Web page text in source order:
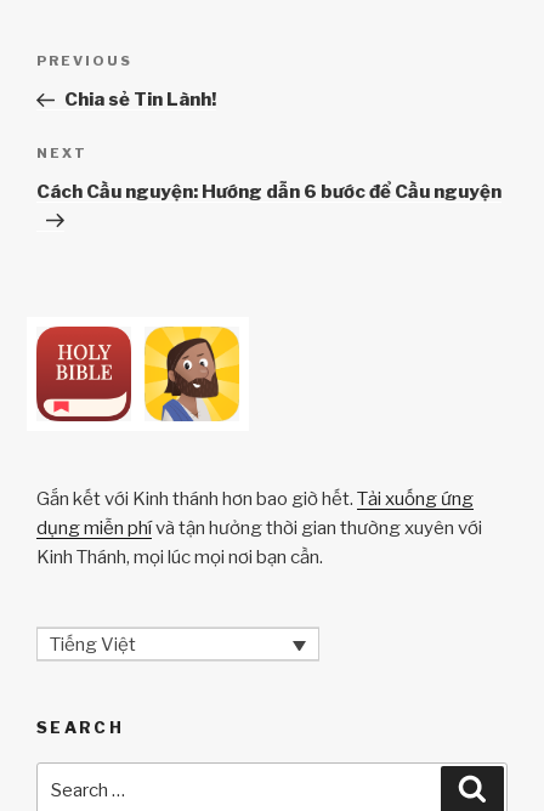
bài
viết
Previous
Post
PREVIOUS
Chia sẻ Tin Lành!
Next
Post
NEXT
Cách Cầu nguyện: Hướng dẫn 6 bước để Cầu nguyện
Gắn kết với Kinh thánh hơn bao giờ hết. Tải xuống ứng
dụng miễn phívà tận hưởng thời gian thường xuyên với
Kinh Thánh, mọi lúc mọi nơi bạn cần.
Tiếng Việt
SEARCH